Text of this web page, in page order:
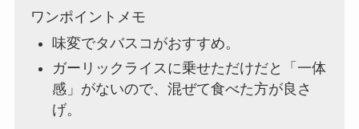
ワンポイントメモ
味変でタバスコがおすすめ。
ガーリックライスに乗せただけだと「一体
感」がないので、混ぜて食べた方が良さ
げ。